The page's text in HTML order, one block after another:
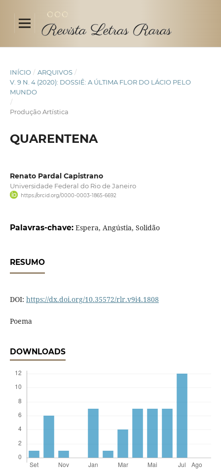
INÍCIO / ARQUIVOS /
V. 9 N. 4 (2020): DOSSIÊ: A ÚLTIMA FLOR DO LÁCIO PELO
MUNDO
/
Produção Artística
QUARENTENA
Renato Pardal Capistrano
Universidade Federal do Rio de Janeiro
https://orcid.org/0000-0003-1865-6692
Palavras-chave: Espera, Angústia, Solidão
RESUMO
DOI: https://dx.doi.org/10.35572/rlr.v9i4.1808
Poema
DOWNLOADS